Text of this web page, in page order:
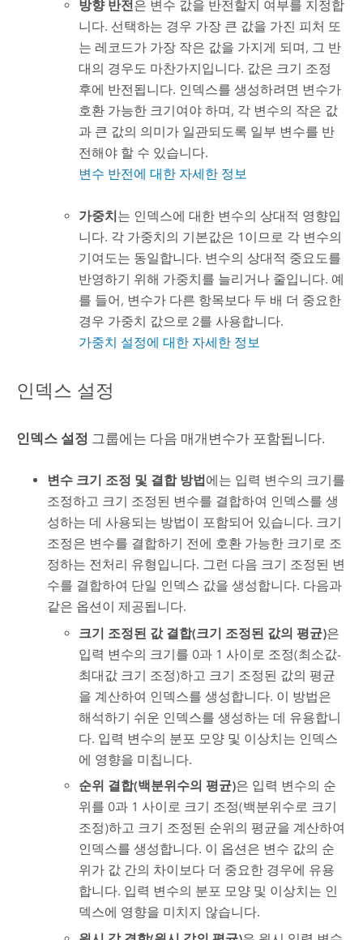
방향 반전은 변수 값을 반전할지 여부를 지정합
니다. 선택하는 경우 가장 큰 값을 가진 피처 또
는 레코드가 가장 작은 값을 가지게 되며, 그 반
대의 경우도 마찬가지입니다. 값은 크기 조정
후에 반전됩니다. 인덱스를 생성하려면 변수가
호환 가능한 크기여야 하며, 각 변수의 작은 값
과 큰 값의 의미가 일관되도록 일부 변수를 반
전해야 할 수 있습니다.
변수 반전에 대한 자세한 정보
가중치 는 인덱스에 대한 변수의 상대적 영향입
니다. 각 가중치의 기본값은 1이므로 각 변수의
기여도는 동일합니다. 변수의 상대적 중요도를
반영하기 위해 가중치를 늘리거나 줄입니다. 예
를 들어, 변수가 다른 항목보다 두 배 더 중요한
경우 가중치 값으로 2를 사용합니다.
가중치 설정에 대한 자세한 정보
인덱스 설정
인덱스 설정 그룹에는 다음 매개변수가 포함됩니다.
변수 크기 조정 및 결합 방법 에는 입력 변수의 크기를
조정하고 크기 조정된 변수를 결합하여 인덱스를 생
성하는 데 사용되는 방법이 포함되어 있습니다. 크기
조정은 변수를 결합하기 전에 호환 가능한 크기로 조
정하는 전처리 유형입니다. 그런 다음 크기 조정된 변
수를 결합하여 단일 인덱스 값을 생성합니다. 다음과
같은 옵션이 제공됩니다.
크기 조정된 값 결합(크기 조정된 값의 평균)은
입력 변수의 크기를 0과 1 사이로 조정(최소값-
최대값 크기 조정)하고 크기 조정된 값의 평균
을 계산하여 인덱스를 생성합니다. 이 방법은
해석하기 쉬운 인덱스를 생성하는 데 유용합니
다. 입력 변수의 분포 모양 및 이상치는 인덱스
에 영향을 미칩니다.
순위 결합(백분위수의 평균)은 입력 변수의 순
위를 0과 1 사이로 크기 조정(백분위수로 크기
조정)하고 크기 조정된 순위의 평균을 계산하여
인덱스를 생성합니다. 이 옵션은 변수 값의 순
위가 값 간의 차이보다 더 중요한 경우에 유용
합니다. 입력 변수의 분포 모양 및 이상치는 인
덱스에 영향을 미치지 않습니다.